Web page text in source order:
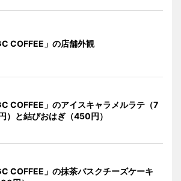
COFFEE」の店舗外観
COFFEE」のアイスキャラメルラテ（7
）と結びおはぎ（450円）
COFFEE」の抹茶バスクチーズケーキ